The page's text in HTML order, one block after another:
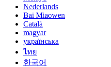
Nederlands
Bai Miaowen
Català
magyar
українська
ไทย
한국어